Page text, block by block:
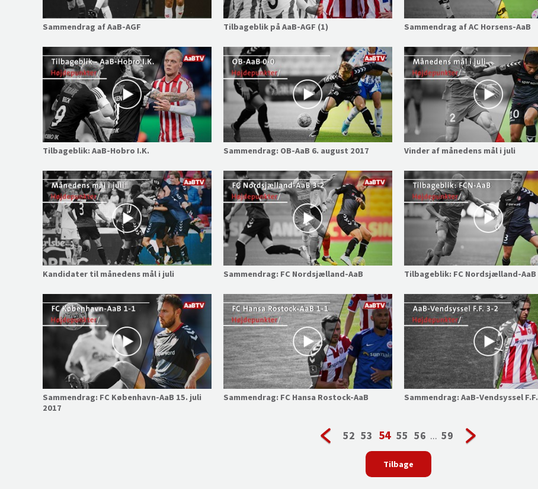
Sammendrag af AaB-AGF Tilbageblik på AaB-AGF (1) Sammendrag af AC Horsens-AaB
Tilbageblik: AaB-Hobro I.K. Sammendrag: OB-AaB 6. august 2017 Vinder af månedens mål i juli
Kandidater til månedens mål i juli Sammendrag: FC Nordsjælland-AaB Tilbageblik: FC Nordsjælland-AaB
Sammendrag: FC København-AaB 15. juli
2017
Sammendrag: FC Hansa Rostock-AaB Sammendrag: AaB-Vendsyssel F.F.
52 53 54 55 56 ... 59
Tilbage